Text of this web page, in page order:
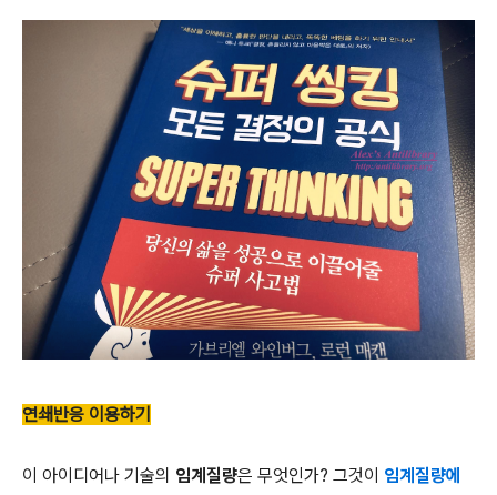
연쇄반응 이용하기
이 아이디어나 기술의 임계질량은 무엇인가? 그것이 임계질량에